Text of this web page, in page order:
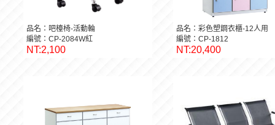
品名：吧檯椅-活動輪
編號：CP-2084W紅
NT:2,100
品名：彩色塑鋼衣櫃-12人用
編號：CP-1812
NT:20,400